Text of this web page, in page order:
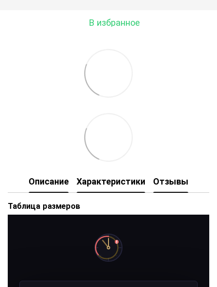
В избранное
Описание Характеристики Отзывы
Таблица размеров